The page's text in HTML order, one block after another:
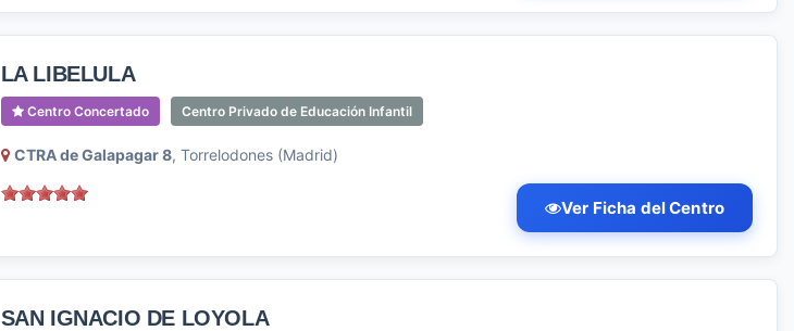
LA LIBELULA
Centro Concertado Centro Privado de Educación Infantil
CTRA de Galapagar 8, Torrelodones (Madrid)
Ver Ficha del Centro
SAN IGNACIO DE LOYOLA